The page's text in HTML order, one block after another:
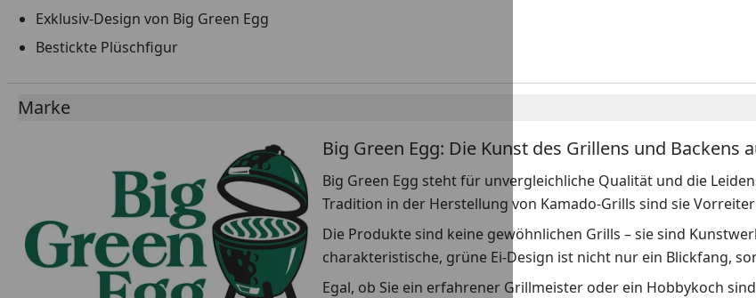
Exklusiv-Design von Big Green Egg
Bestickte Plüschfigur
Marke
Big Green Egg: Die Kunst des Grillens und Backens
Big Green Egg steht für unvergleichliche Qualität und die
Tradition in der Herstellung von Kamado-Grills sind sie
Die Produkte sind keine gewöhnlichen Grills – sie sind
charakteristische, grüne Ei-Design ist nicht nur ein Blickfang,
Egal, ob Sie ein erfahrener Grillmeister oder ein Hobbykoch